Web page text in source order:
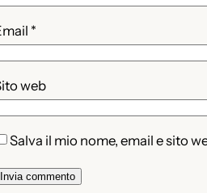
*
web
Salva il mio nome, email e sito